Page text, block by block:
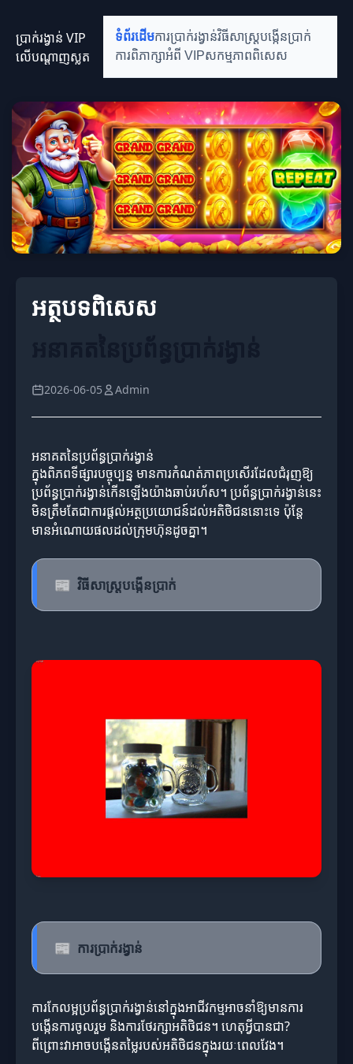
ប្រាក់រង្វាន់ VIP
លើបណ្តាញស្លត
ទំព័រដើមការប្រាក់រង្វាន់វិធីសាស្ត្របង្កើនប្រាក់
ការពិភាក្សាអំពី VIPសកម្មភាពពិសេស
អត្ថបទពិសេស
2026-06-05 Admin
អនាគតនៃប្រព័ន្ធប្រាក់រង្វាន់
ក្នុងពិភពទីផ្សារបច្ចុប្បន្ន មានការកំណត់ភាពប្រសើរដែលជំរុញឱ្យ
ប្រព័ន្ធប្រាក់រង្វាន់កើនឡើងយ៉ាងឆាប់រហ័ស។ ប្រព័ន្ធប្រាក់រង្វាន់នេះ
មិនត្រឹមតែជាការផ្តល់អត្ថប្រយោជន៍ដល់អតិថិជននោះទេ ប៉ុន្តែ
មានអំណោយផលដល់ក្រុមហ៊ុនដូចគ្នា។
📰 វិធីសាស្ត្របង្កើនប្រាក់
📰 ការប្រាក់រង្វាន់
ការកែលម្អប្រព័ន្ធប្រាក់រង្វាន់នៅក្នុងអាជីវកម្មអាចនាំឱ្យមានការ
បង្កើនការចូលរួម និងការថែរក្សាអតិថិជន។ ហេតុអ្វីបានជា?
ពីព្រោះវាអាចបង្កើនតម្លៃរបស់អតិថិជនក្នុងរយៈពេលវែង។